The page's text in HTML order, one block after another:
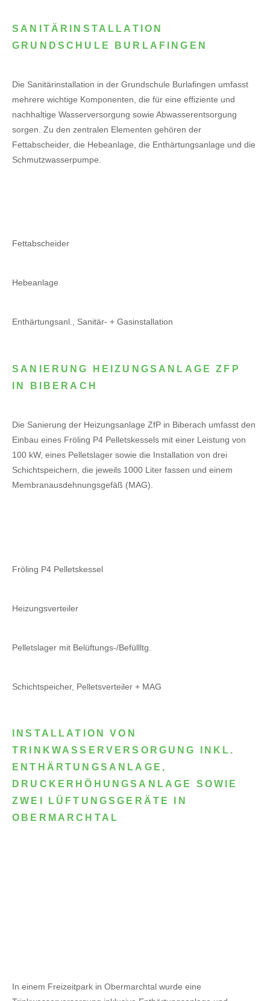
SANITÄRINSTALLATION
GRUNDSCHULE BURLAFINGEN
Die Sanitärinstallation in der Grundschule Burlafingen umfasst
mehrere wichtige Komponenten, die für eine effiziente und
nachhaltige Wasserversorgung sowie Abwasserentsorgung
sorgen. Zu den zentralen Elementen gehören der
Fettabscheider, die Hebeanlage, die Enthärtungsanlage und die
Schmutzwasserpumpe.
Fettabscheider
Hebeanlage
Enthärtungsanl., Sanitär- + Gasinstallation
SANIERUNG HEIZUNGSANLAGE ZFP
IN BIBERACH
Die Sanierung der Heizungsanlage ZfP in Biberach umfasst den
Einbau eines Fröling P4 Pelletskessels mit einer Leistung von
100 kW, eines Pelletslager sowie die Installation von drei
Schichtspeichern, die jeweils 1000 Liter fassen und einem
Membranausdehnungsgefäß (MAG).
Fröling P4 Pelletskessel
Heizungsverteiler
Pelletslager mit Belüftungs-/Befüllltg.
Schichtspeicher, Pelletsverteiler + MAG
INSTALLATION VON
TRINKWASSERVERSORGUNG INKL.
ENTHÄRTUNGSANLAGE,
DRUCKERHÖHUNGSANLAGE SOWIE
ZWEI LÜFTUNGSGERÄTE IN
OBERMARCHTAL
In einem Freizeitpark in Obermarchtal wurde eine